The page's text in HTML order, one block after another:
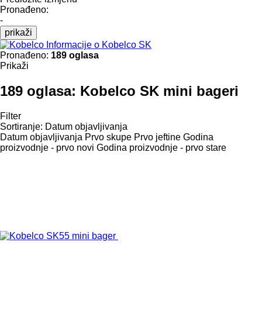
Pronađeno:
-
prikaži
Informacije o Kobelco SK
Pronađeno: 189 oglasa
Prikaži
189 oglasa: Kobelco SK mini bageri
Filter
Sortiranje: Datum objavljivanja
Datum objavljivanja Prvo skupe Prvo jeftine Godina
proizvodnje - prvo novi Godina proizvodnje - prvo stare